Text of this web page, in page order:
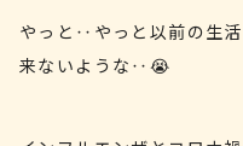
やっと‥やっと以前の生
来ないような‥😭